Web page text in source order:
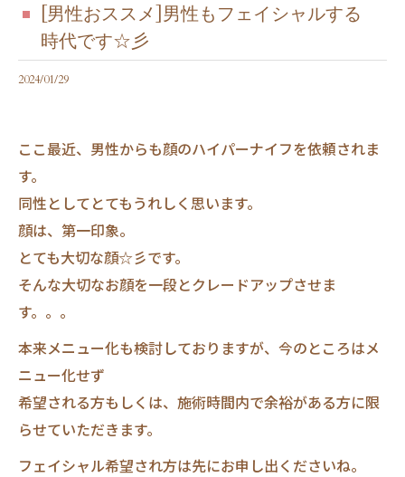
[男性おススメ]男性もフェイシャルする
時代です☆彡
2024/01/29
ここ最近、男性からも顔のハイパーナイフを依頼されま
す。
同性としてとてもうれしく思います。
顔は、第一印象。
とても大切な顔☆彡です。
そんな大切なお顔を一段とクレードアップさせま
す。。。
本来メニュー化も検討しておりますが、今のところはメ
ニュー化せず
希望される方もしくは、施術時間内で余裕がある方に限
らせていただきます。
フェイシャル希望され方は先にお申し出くださいね。